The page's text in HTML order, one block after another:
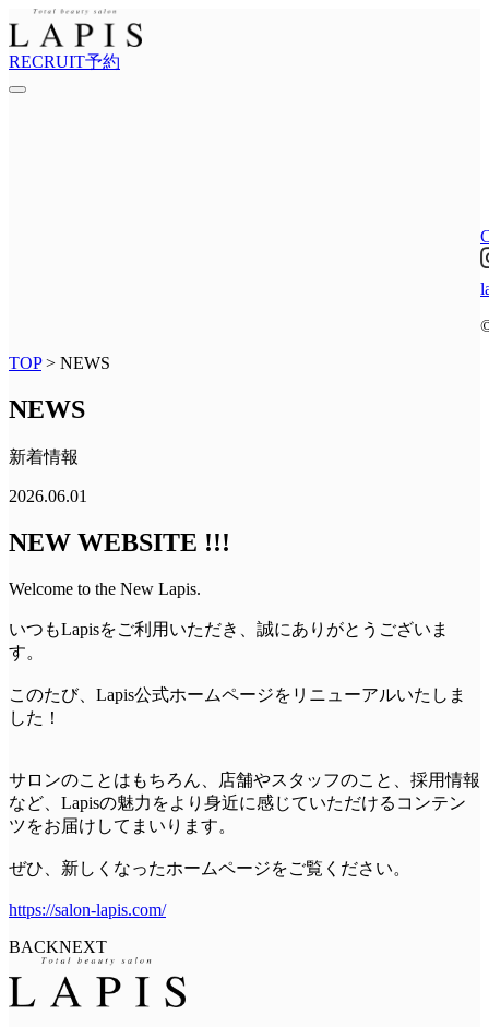
RECRUIT予約
TOP > NEWS
NEWS
新着情報
2026.06.01
NEW WEBSITE !!!
Welcome to the New Lapis.
いつもLapisをご利用いただき、誠にありがとうございま
す。
このたび、Lapis公式ホームページをリニューアルいたしま
した！
サロンのことはもちろん、店舗やスタッフのこと、採用情報
など、Lapisの魅力をより身近に感じていただけるコンテン
ツをお届けしてまいります。
ぜひ、新しくなったホームページをご覧ください。
https://salon-lapis.com/
BACKNEXT